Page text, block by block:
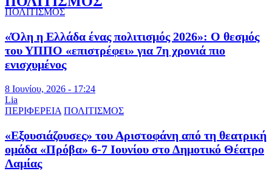
ΠΟΛΙΤΙΣΜΟΣ
«Όλη η Ελλάδα ένας πολιτισμός 2026»: Ο θεσμός
του ΥΠΠΟ «επιστρέφει» για 7η χρονιά πιο
ενισχυμένος
8 Ιουνίου, 2026 - 17:24
Lia
ΠΕΡΙΦΕΡΕΙΑ ΠΟΛΙΤΙΣΜΟΣ
«Εξουσιάζουσες» του Αριστοφάνη από τη θεατρική
ομάδα «Πρόβα» 6-7 Ιουνίου στο Δημοτικό Θέατρο
Λαμίας